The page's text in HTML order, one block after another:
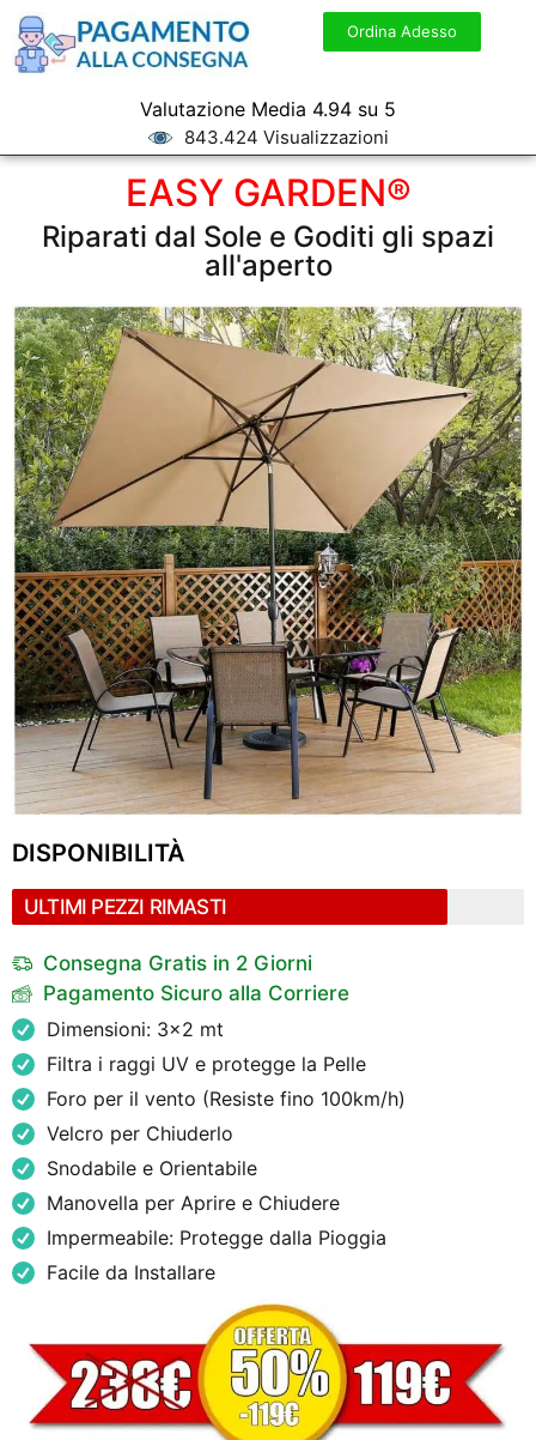
Ordina Adesso
Valutazione Media 4.94 su 5
843.424 Visualizzazioni
EASY GARDEN®
Riparati dal Sole e Goditi gli spazi
all'aperto
DISPONIBILITÀ
ULTIMI PEZZI RIMASTI
Consegna Gratis in 2 Giorni
Pagamento Sicuro alla Corriere
Dimensioni: 3x2 mt
Filtra i raggi UV e protegge la Pelle
Foro per il vento (Resiste fino 100km/h)
Velcro per Chiuderlo
Snodabile e Orientabile
Manovella per Aprire e Chiudere
Impermeabile: Protegge dalla Pioggia
Facile da Installare